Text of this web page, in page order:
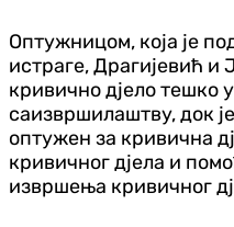
Оптужницом, која је
истраге, Драгијевић и
кривично дјело тешко
саизвршилаштву, док
оптужен за кривична
кривичног дјела и
извршења кривичног